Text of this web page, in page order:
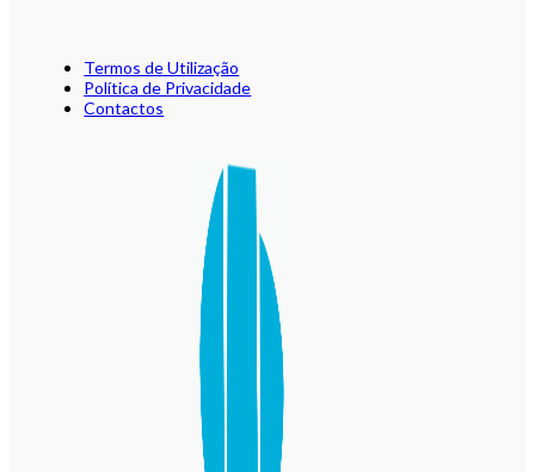
Termos de Utilização
Política de Privacidade
Contactos